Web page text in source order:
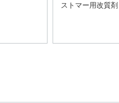
ストマー用改質剤